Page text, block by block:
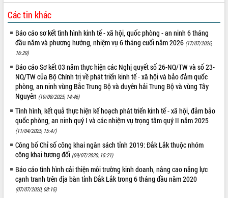
Khám bệnh, cấp phát thuốc miễn phí
và tặng quà người dân xã Cư Pui
Hội nghị UBND tỉnh Đắk Lắk thường kỳ
tháng 7/2026
Lễ truy tặng danh hiệu “Bà Mẹ Việt
Nam Anh hùng” và trao Huân chương
Lao động
UBND tỉnh Đắk Lắk triển khai nhiệm
vụ 6 tháng cuối năm 2026
Kỳ họp thứ Hai, Hội đồng nhân dân
tỉnh khóa XI quyết nghị nhiều nội dung
quan trọng
Bí thư Tỉnh ủy Lương Nguyễn Minh
Triết thăm, tặng quà người có công với
cách mạng
ALBUM ẢNH
Các tin khác
Báo cáo sơ kết tình hình kinh tế - xã hội, quốc phòng - an ninh 6 tháng
đầu năm và phương hướng, nhiệm vụ 6 tháng cuối năm 2026 (17/07/2026,
16:29)
Báo cáo Sơ kết 03 năm thực hiện các Nghị quyết số 26-NQ/TW và số 23-
NQ/TW của Bộ Chính trị về phát triển kinh tế - xã hội và bảo đảm quốc
phòng, an ninh vùng Bắc Trung Bộ và duyên hải Trung Bộ và vùng Tây
Nguyên (19/08/2025, 14:46)
Tình hình, kết quả thực hiện kế hoạch phát triển kinh tế - xã hội, đảm bảo
quốc phòng, an ninh quý I và các nhiệm vụ trọng tâm quý II năm 2025
(11/04/2025, 15:47)
Công bố Chỉ số công khai ngân sách tỉnh 2019: Đắk Lắk thuộc nhóm
công khai tương đối (09/07/2020, 15:21)
Báo cáo tình hình cải thiện môi trường kinh doanh, nâng cao năng lực
cạnh tranh trên địa bàn tỉnh Đắk Lắk trong 6 tháng đầu năm 2020
(07/07/2020, 08:15)